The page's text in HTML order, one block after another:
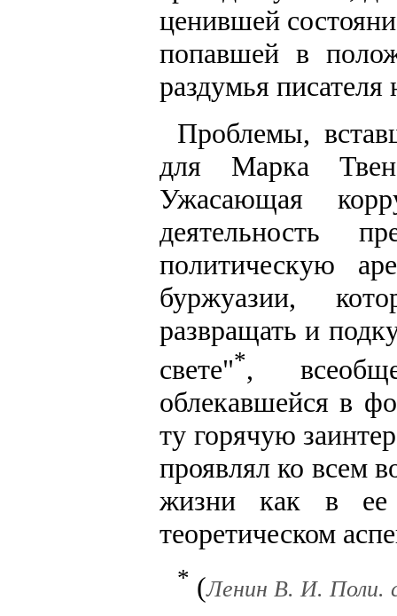
ценившей
попавшей в
раздумья
Проблемы,
для Марка
Ужасающая
деятельность
политическую
буржуазии,
развращать и
свете"*,
облекавшейся в
ту горячую
проявлял ко всем
жизни как в ее
теоретическом
* (Ленин В. И. Поли.